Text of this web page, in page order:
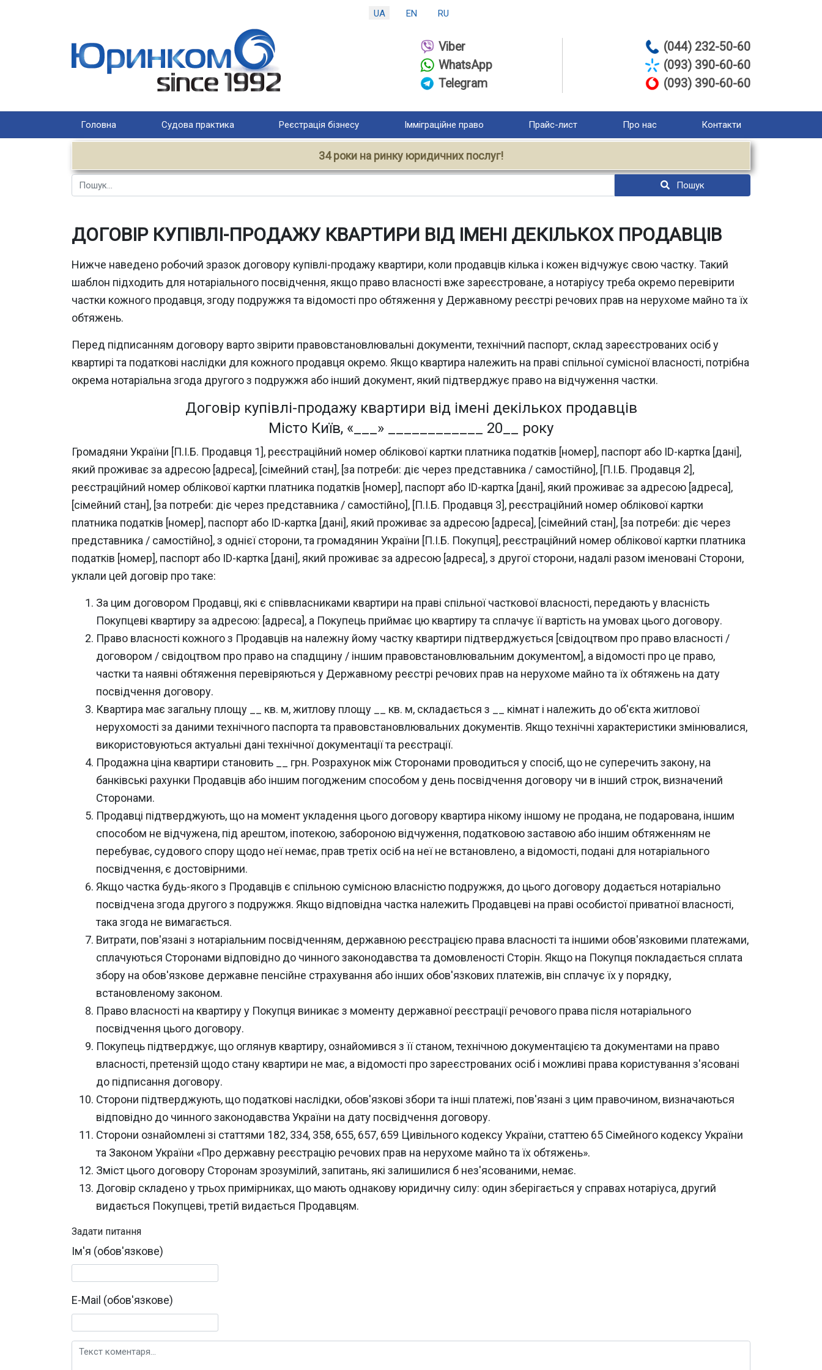
UA EN RU
Viber
WhatsApp
Telegram
(044) 232-50-60
(093) 390-60-60
(093) 390-60-60
Головна Судова практика Реєстрація бізнесу Імміграційне право Прайс-лист Про нас Контакти
34 роки на ринку юридичних послуг!
Пошук Пошук
ДОГОВІР КУПІВЛІ-ПРОДАЖУ КВАРТИРИ ВІД ІМЕНІ ДЕКІЛЬКОХ ПРОДАВЦІВ
Нижче наведено робочий зразок договору купівлі-продажу квартири, коли продавців кілька і кожен відчужує свою частку. Такий
шаблон підходить для нотаріального посвідчення, якщо право власності вже зареєстроване, а нотаріусу треба окремо перевірити
частки кожного продавця, згоду подружжя та відомості про обтяження у Державному реєстрі речових прав на нерухоме майно та їх
обтяжень.
Перед підписанням договору варто звірити правовстановлювальні документи, технічний паспорт, склад зареєстрованих осіб у
квартирі та податкові наслідки для кожного продавця окремо. Якщо квартира належить на праві спільної сумісної власності, потрібна
окрема нотаріальна згода другого з подружжя або інший документ, який підтверджує право на відчуження частки.
Договір купівлі-продажу квартири від імені декількох продавців
Місто Київ, «___» ____________ 20__ року
Громадяни України [П.І.Б. Продавця 1], реєстраційний номер облікової картки платника податків [номер], паспорт або ID-картка [дані],
який проживає за адресою [адреса], [сімейний стан], [за потреби: діє через представника / самостійно], [П.І.Б. Продавця 2],
реєстраційний номер облікової картки платника податків [номер], паспорт або ID-картка [дані], який проживає за адресою [адреса],
[сімейний стан], [за потреби: діє через представника / самостійно], [П.І.Б. Продавця 3], реєстраційний номер облікової картки
платника податків [номер], паспорт або ID-картка [дані], який проживає за адресою [адреса], [сімейний стан], [за потреби: діє через
представника / самостійно], з однієї сторони, та громадянин України [П.І.Б. Покупця], реєстраційний номер облікової картки платника
податків [номер], паспорт або ID-картка [дані], який проживає за адресою [адреса], з другої сторони, надалі разом іменовані Сторони,
уклали цей договір про таке:
За цим договором Продавці, які є співвласниками квартири на праві спільної часткової власності, передають у власність
Покупцеві квартиру за адресою: [адреса], а Покупець приймає цю квартиру та сплачує її вартість на умовах цього договору.
Право власності кожного з Продавців на належну йому частку квартири підтверджується [свідоцтвом про право власності /
договором / свідоцтвом про право на спадщину / іншим правовстановлювальним документом], а відомості про це право,
частки та наявні обтяження перевіряються у Державному реєстрі речових прав на нерухоме майно та їх обтяжень на дату
посвідчення договору.
Квартира має загальну площу __ кв. м, житлову площу __ кв. м, складається з __ кімнат і належить до об'єкта житлової
нерухомості за даними технічного паспорта та правовстановлювальних документів. Якщо технічні характеристики змінювалися,
використовуються актуальні дані технічної документації та реєстрації.
Продажна ціна квартири становить __ грн. Розрахунок між Сторонами проводиться у спосіб, що не суперечить закону, на
банківські рахунки Продавців або іншим погодженим способом у день посвідчення договору чи в інший строк, визначений
Сторонами.
Продавці підтверджують, що на момент укладення цього договору квартира нікому іншому не продана, не подарована, іншим
способом не відчужена, під арештом, іпотекою, забороною відчуження, податковою заставою або іншим обтяженням не
перебуває, судового спору щодо неї немає, прав третіх осіб на неї не встановлено, а відомості, подані для нотаріального
посвідчення, є достовірними.
Якщо частка будь-якого з Продавців є спільною сумісною власністю подружжя, до цього договору додається нотаріально
посвідчена згода другого з подружжя. Якщо відповідна частка належить Продавцеві на праві особистої приватної власності,
така згода не вимагається.
Витрати, пов'язані з нотаріальним посвідченням, державною реєстрацією права власності та іншими обов'язковими платежами,
сплачуються Сторонами відповідно до чинного законодавства та домовленості Сторін. Якщо на Покупця покладається сплата
збору на обов'язкове державне пенсійне страхування або інших обов'язкових платежів, він сплачує їх у порядку,
встановленому законом.
Право власності на квартиру у Покупця виникає з моменту державної реєстрації речового права після нотаріального
посвідчення цього договору.
Покупець підтверджує, що оглянув квартиру, ознайомився з її станом, технічною документацією та документами на право
власності, претензій щодо стану квартири не має, а відомості про зареєстрованих осіб і можливі права користування з'ясовані
до підписання договору.
Сторони підтверджують, що податкові наслідки, обов'язкові збори та інші платежі, пов'язані з цим правочином, визначаються
відповідно до чинного законодавства України на дату посвідчення договору.
Сторони ознайомлені зі статтями 182, 334, 358, 655, 657, 659 Цивільного кодексу України, статтею 65 Сімейного кодексу України
та Законом України «Про державну реєстрацію речових прав на нерухоме майно та їх обтяжень».
Зміст цього договору Сторонам зрозумілий, запитань, які залишилися б нез'ясованими, немає.
Договір складено у трьох примірниках, що мають однакову юридичну силу: один зберігається у справах нотаріуса, другий
видається Покупцеві, третій видається Продавцям.
Задати питання
Ім'я (обов'язкове)
E-Mail (обов'язкове)
Текст коментаря